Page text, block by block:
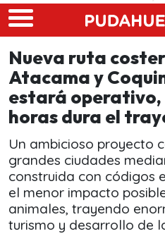
Skip to main content
Nueva ruta
Atacama y
estará operativo,
horas dura el
Un ambicioso proyecto
grandes ciudades
construida con códigos
el menor impacto
animales, trayendo
turismo y desarrollo de